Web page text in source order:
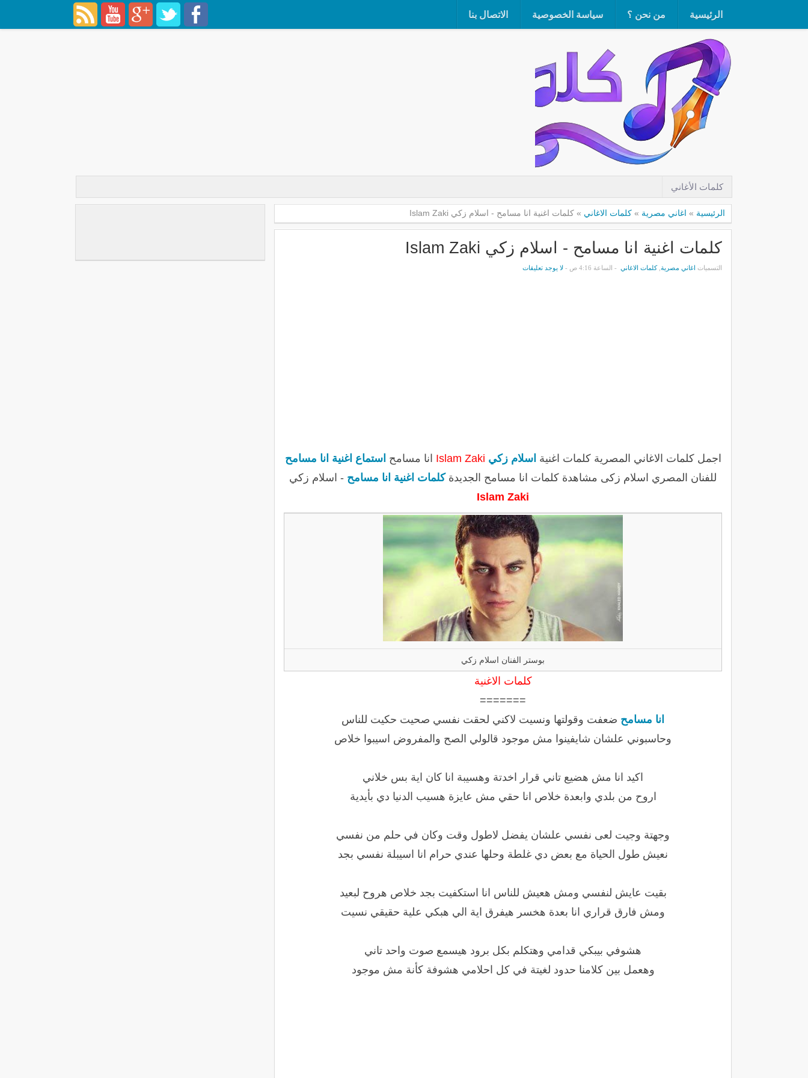
الرئيسية من نحن ؟ سياسة الخصوصية الاتصال بنا
كلمات الأغاني
الرئيسية » اغاني مصرية » كلمات الاغاني » كلمات اغنية انا مسامح - اسلام زكي Islam Zaki
كلمات اغنية انا مسامح - اسلام زكي Islam Zaki
التسميات اغاني مصرية ,كلمات الاغاني - الساعة 4:16 ص - لا يوجد تعليقات
اجمل كلمات الاغاني المصرية كلمات اغنية اسلام زكي Islam Zaki انا مسامح استماع اغنية انا مسامح
للفنان المصري اسلام زكى مشاهدة كلمات انا مسامح الجديدةكلمات اغنية انا مسامح - اسلام زكي
Islam Zaki
بوستر الفنان اسلام زكي
كلمات الاغنية
=======
انا مسامح ضعفت وقولتها ونسيت لاكني لحقت نفسي صحيت حكيت للناس
وحاسبوني علشان شايفينوا مش موجود قالولي الصح والمفروض اسيبوا خلاص
اكيد انا مش هضيع تاني قرار اخدتة وهسيبة انا كان اية بس خلاني
اروح من بلدي وابعدة خلاص انا حقي مش عايزة هسيب الدنيا دي بأيدية
وجهتة وجيت لعى نفسي علشان يفضل لاطول وقت وكان في حلم من نفسي
نعيش طول الحياة مع بعض دي غلطة وحلها عندي حرام انا اسيبلة نفسي بجد
بقيت عايش لنفسي ومش هعيش للناس انا استكفيت بجد خلاص هروح لبعيد
ومش فارق قراري انا بعدة هخسر هيفرق اية الي هبكي علية حقيقي نسيت
هشوفي بيبكي قدامي وهتكلم بكل برود هيسمع صوت واحد تاني
وهعمل بين كلامنا حدود لغيتة في كل احلامي هشوفة كأنة مش موجود